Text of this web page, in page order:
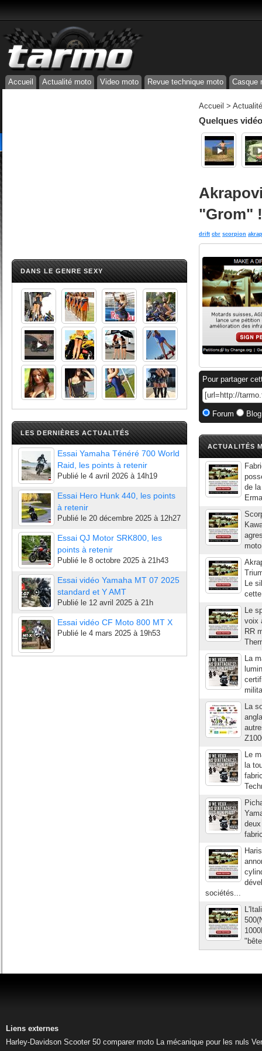
Accueil Actualité moto Video moto Revue technique moto Casque
DANS LE GENRE SEXY
LES DERNIÈRES ACTUALITÉS
Essai Yamaha Ténéré 700 World
Raid, les points à retenir
Publié le 4 avril 2026 à 14h19
Essai Hero Hunk 440, les points
à retenir
Publié le 20 décembre 2025 à 12h27
Essai QJ Motor SRK800, les
points à retenir
Publié le 8 octobre 2025 à 21h43
Essai vidéo Yamaha MT 07 2025
standard et Y AMT
Publié le 12 avril 2025 à 21h
Essai vidéo CF Moto 800 MT X
Publié le 4 mars 2025 à 19h53
Accueil >
Quelques
"Grom" !
drift cbr scorpion
Pour partager
Forum
ACTUALITÉS
de
Le
Le
voix
RR
La
La
Le
la
sociétés...
Liens externes
Harley-Davidson Scooter 50 comparer moto La mécanique pour les nuls